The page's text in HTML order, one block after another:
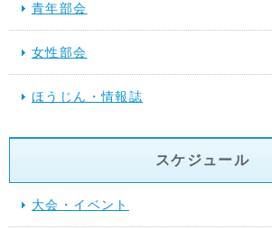
青年部会
女性部会
ほうじん・情報誌
スケジュール
大会・イベント